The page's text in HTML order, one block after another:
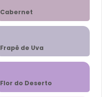
Cabernet
Frapê de Uva
Flor do Deserto